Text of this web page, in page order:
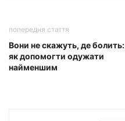
попередня стаття
Вони не скажуть, де болить:
як допомогти одужати
найменшим